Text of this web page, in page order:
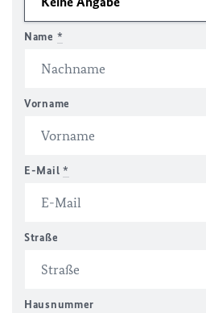
Name *
Vorname
E-Mail *
Straße
Hausnummer